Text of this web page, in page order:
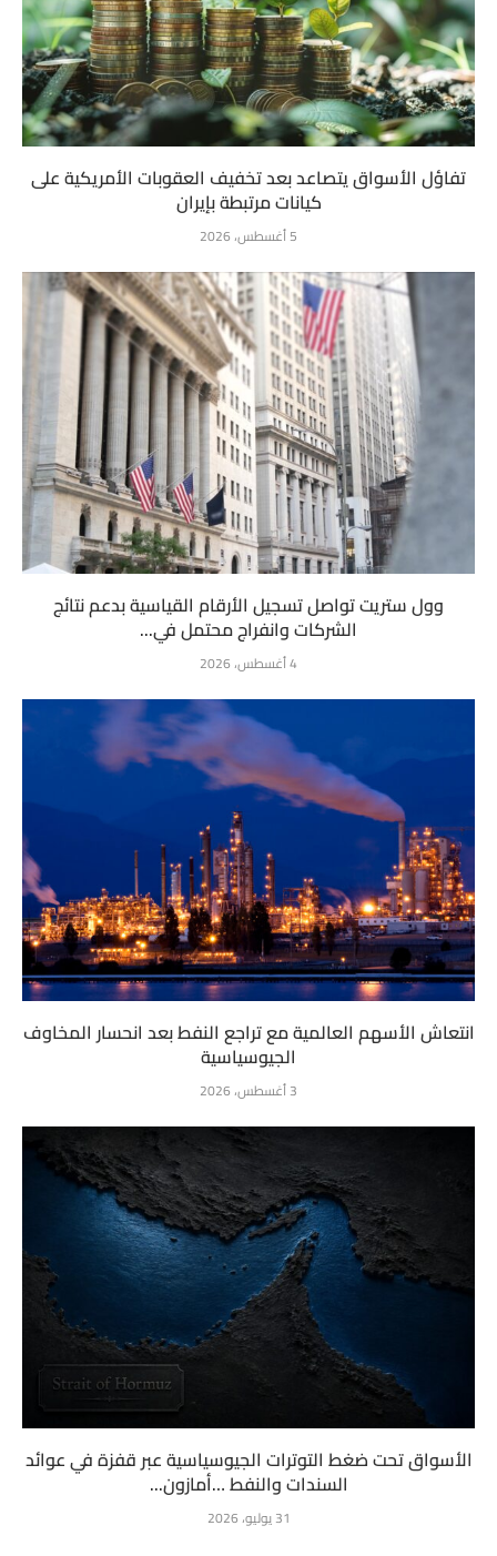
تفاؤل الأسواق يتصاعد بعد تخفيف العقوبات الأمريكية على
كيانات مرتبطة بإيران
5 أغسطس، 2026
وول ستريت تواصل تسجيل الأرقام القياسية بدعم نتائج
الشركات وانفراج محتمل في...
4 أغسطس، 2026
انتعاش الأسهم العالمية مع تراجع النفط بعد انحسار المخاوف
الجيوسياسية
3 أغسطس، 2026
الأسواق تحت ضغط التوترات الجيوسياسية عبر قفزة في عوائد
السندات والنفط …أمازون...
31 يوليو، 2026